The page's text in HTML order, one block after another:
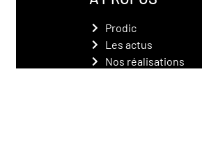
Prodic
Les actus
Nos réalisations